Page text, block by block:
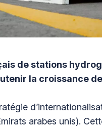
de stations
la croissance
arabes unis).